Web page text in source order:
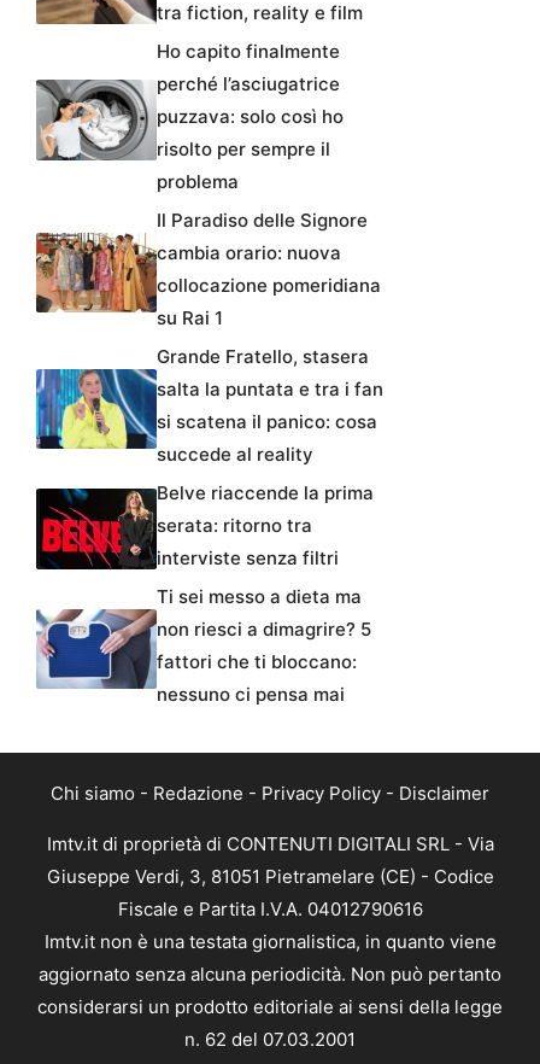
tra fiction, reality e film
Ho capito finalmente
perché l’asciugatrice
puzzava: solo così ho
risolto per sempre il
problema
Il Paradiso delle Signore
cambia orario: nuova
collocazione pomeridiana
su Rai 1
Grande Fratello, stasera
salta la puntata e tra i fan
si scatena il panico: cosa
succede al reality
Belve riaccende la prima
serata: ritorno tra
interviste senza filtri
Ti sei messo a dieta ma
non riesci a dimagrire? 5
fattori che ti bloccano:
nessuno ci pensa mai
Chi siamo - Redazione - Privacy Policy - Disclaimer
Imtv.it di proprietà di CONTENUTI DIGITALI SRL - Via
Giuseppe Verdi, 3, 81051 Pietramelare (CE) - Codice
Fiscale e Partita I.V.A. 04012790616
Imtv.it non è una testata giornalistica, in quanto viene
aggiornato senza alcuna periodicità. Non può pertanto
considerarsi un prodotto editoriale ai sensi della legge
n. 62 del 07.03.2001